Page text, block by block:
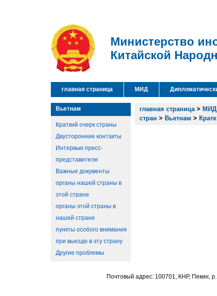
Министерство
Китайской
главная страница МИД
Вьетнам
Краткий очерк страны
Двусторонние контакты
Интервью пресс-
представителя
Важные документы
органы нашей страны в
этой стране
органы этой страны в
нашей стране
пункты особого внимания
при выезде в эту страну
Другие проблемы
главная страница> МИД
стран > Вьетнам >
Почтовый адрес: 100701, КНР, Пекин,